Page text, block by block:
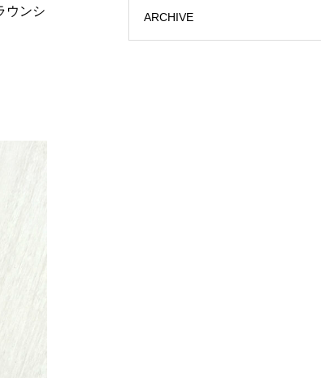
ウンシ ARCHIVE